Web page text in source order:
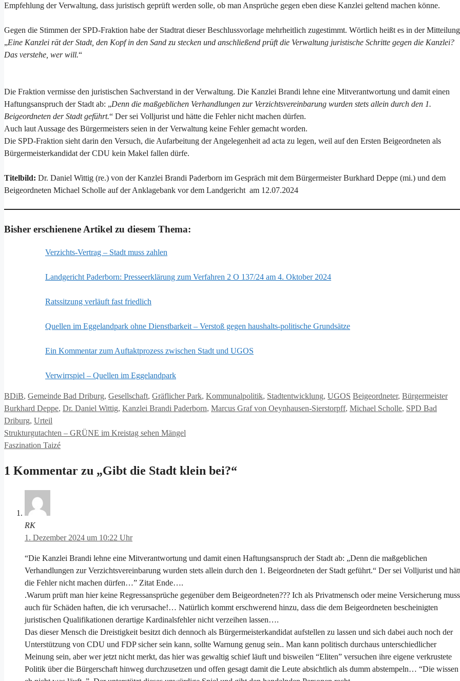
Empfehlung der Verwaltung, dass juristisch geprüft werden solle, ob man Ansprüche gegen eben diese Kanzlei geltend machen könne.
Gegen die Stimmen der SPD-Fraktion habe der Stadtrat dieser Beschlussvorlage mehrheitlich zugestimmt. Wörtlich heißt es in der
„Eine Kanzlei rät der Stadt, den Kopf in den Sand zu stecken und anschließend prüft die Verwaltung juristische Schritte gegen die Kanzlei?
Das verstehe, wer will.“
Die Fraktion vermisse den juristischen Sachverstand in der Verwaltung. Die Kanzlei Brandi lehne eine Mitverantwortung und damit einen
Haftungsanspruch der Stadt ab: „Denn die maßgeblichen Verhandlungen zur Verzichtsvereinbarung wurden stets allein durch den 1.
Beigeordneten der Stadt geführt.“ Der sei Volljurist und hätte die Fehler nicht machen dürfen.
Auch laut Aussage des Bürgermeisters seien in der Verwaltung keine Fehler gemacht worden.
Die SPD-Fraktion sieht darin den Versuch, die Aufarbeitung der Angelegenheit ad acta zu legen, weil auf den Ersten Beigeordneten als
Bürgermeisterkandidat der CDU kein Makel fallen dürfe.
Titelbild: Dr. Daniel Wittig (re.) von der Kanzlei Brandi Paderborn im Gespräch mit dem Bürgermeister Burkhard Deppe (mi.) und dem
Beigeordneten Michael Scholle auf der Anklagebank vor dem Landgericht am 12.07.2024
Bisher erschienene Artikel zu diesem Thema:
Verzichts-Vertrag – Stadt muss zahlen
Landgericht Paderborn: Presseerklärung zum Verfahren 2 O 137/24 am 4. Oktober 2024
Ratssitzung verläuft fast friedlich
Quellen im Eggelandpark ohne Dienstbarkeit – Verstoß gegen haushalts-politische Grundsätze
Ein Kommentar zum Auftaktprozess zwischen Stadt und UGOS
Verwirrspiel – Quellen im Eggelandpark
Kategorien
BDiB, Gemeinde Bad Driburg, Gesellschaft, Gräflicher Park, Kommunalpolitik, Stadtentwicklung, UGOS Schlagwörter
Beigeordneter, Bürgermeister
Burkhard Deppe, Dr. Daniel Wittig, Kanzlei Brandi Paderborn, Marcus Graf von Oeynhausen-Sierstorpff, Michael Scholle, SPD Bad
Driburg, Urteil
Strukturgutachten – GRÜNE im Kreistag sehen Mängel
Faszination Taizé
1 Kommentar zu „Gibt die Stadt klein bei?“
RK
1. Dezember 2024 um 10:22 Uhr
“Die Kanzlei Brandi lehne eine Mitverantwortung und damit einen Haftungsanspruch der Stadt ab: „Denn die maßgeblichen
Verhandlungen zur Verzichtsvereinbarung wurden stets allein durch den 1. Beigeordneten der Stadt geführt.“ Der sei Volljurist und
die Fehler nicht machen dürfen…” Zitat Ende….
.Warum prüft man hier keine Regressansprüche gegenüber dem Beigeordneten??? Ich als Privatmensch oder meine Versicherung muss
auch für Schäden haften, die ich verursache!… Natürlich kommt erschwerend hinzu, dass die dem Beigeordneten bescheinigten
juristischen Qualifikationen derartige Kardinalsfehler nicht verzeihen lassen….
Das dieser Mensch die Dreistigkeit besitzt dich dennoch als Bürgermeisterkandidat aufstellen zu lassen und sich dabei auch noch der
Unterstützung von CDU und FDP sicher sein kann, sollte Warnung genug sein.. Man kann politisch durchaus unterschiedlicher
Meinung sein, aber wer jetzt nicht merkt, das hier was gewaltig schief läuft und bisweilen “Eliten” versuchen ihre eigene verkrustete
Politik über die Bürgerschaft hinweg durchzusetzen und offen gesagt damit die Leute absichtlich als dumm abstempeln… “Die wissen